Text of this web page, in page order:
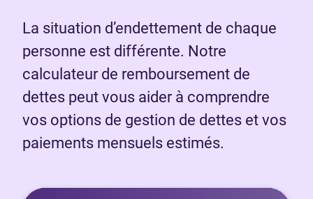
La situation d’endettement de chaque
personne est différente. Notre
calculateur de remboursement de
dettes peut vous aider à comprendre
vos options de gestion de dettes et vos
paiements mensuels estimés.